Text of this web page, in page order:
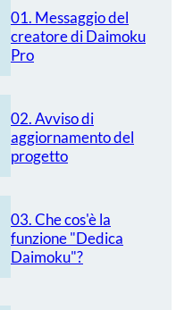
01. Messaggio del
creatore di Daimoku
Pro
02. Avviso di
aggiornamento del
progetto
03. Che cos'è la
funzione "Dedica
Daimoku"?